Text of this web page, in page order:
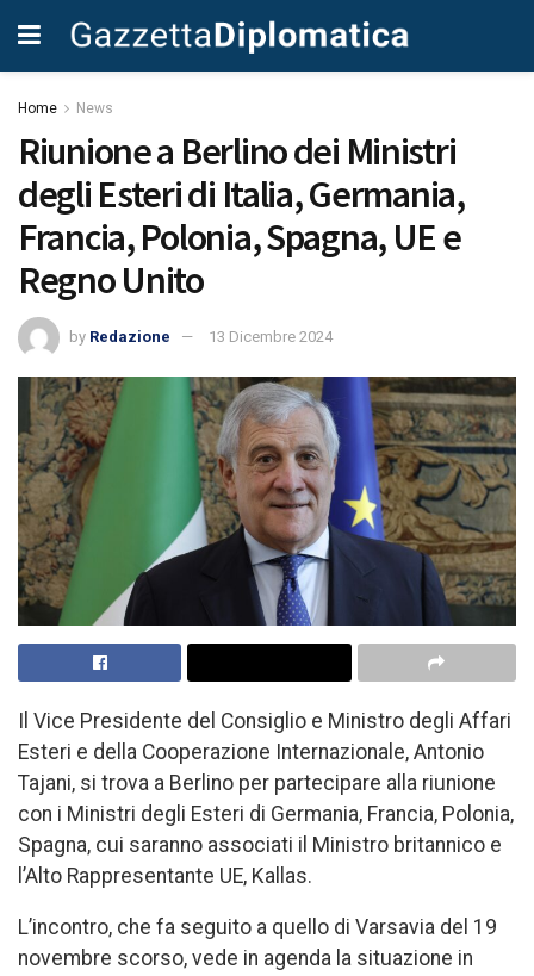
Home News
Riunione a Berlino dei Ministri
degli Esteri di Italia, Germania,
Francia, Polonia, Spagna, UE e
Regno Unito
by Redazione 13 Dicembre 2024
Il Vice Presidente del Consiglio e Ministro degli Affari
Esteri e della Cooperazione Internazionale, Antonio
Tajani, si trova a Berlino per partecipare alla riunione
con i Ministri degli Esteri di Germania, Francia, Polonia,
Spagna, cui saranno associati il Ministro britannico e
l’Alto Rappresentante UE, Kallas.
L’incontro, che fa seguito a quello di Varsavia del 19
novembre scorso, vede in agenda la situazione in